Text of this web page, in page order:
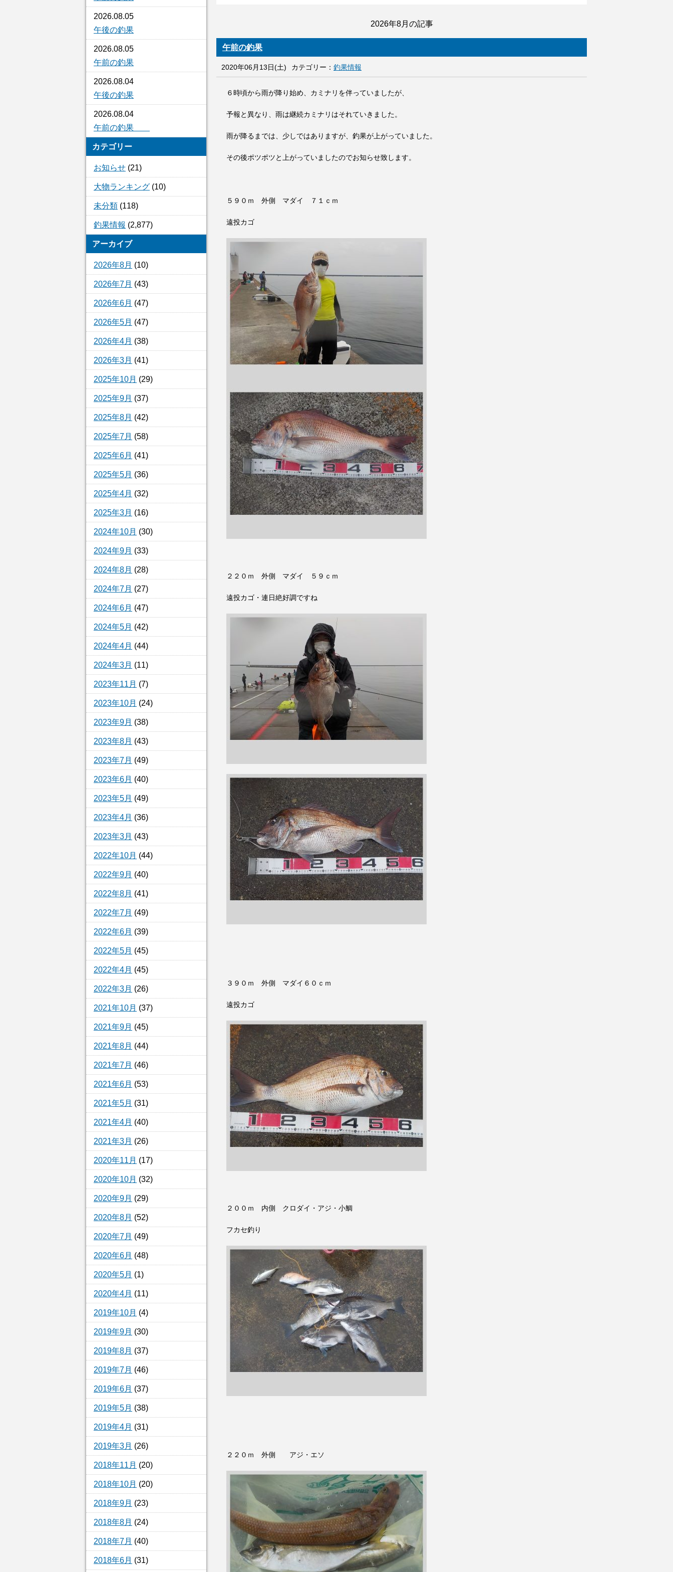
2026.08.05
午後の釣果
2026.08.05
午前の釣果
2026.08.04
午後の釣果
2026.08.04
午前の釣果
カテゴリー
お知らせ (21)
大物ランキング (10)
未分類 (118)
釣果情報 (2,877)
アーカイブ
2026年8月 (10)
2026年7月 (43)
2026年6月 (47)
2026年5月 (47)
2026年4月 (38)
2026年3月 (41)
2025年10月 (29)
2025年9月 (37)
2025年8月 (42)
2025年7月 (58)
2025年6月 (41)
2025年5月 (36)
2025年4月 (32)
2025年3月 (16)
2024年10月 (30)
2024年9月 (33)
2024年8月 (28)
2024年7月 (27)
2024年6月 (47)
2024年5月 (42)
2024年4月 (44)
2024年3月 (11)
2023年11月 (7)
2023年10月 (24)
2023年9月 (38)
2023年8月 (43)
2023年7月 (49)
2023年6月 (40)
2023年5月 (49)
2023年4月 (36)
2023年3月 (43)
2022年10月 (44)
2022年9月 (40)
2022年8月 (41)
2022年7月 (49)
2022年6月 (39)
2022年5月 (45)
2022年4月 (45)
2022年3月 (26)
2021年10月 (37)
2021年9月 (45)
2021年8月 (44)
2021年7月 (46)
2021年6月 (53)
2021年5月 (31)
2021年4月 (40)
2021年3月 (26)
2020年11月 (17)
2020年10月 (32)
2020年9月 (29)
2020年8月 (52)
2020年7月 (49)
2020年6月 (48)
2020年5月 (1)
2020年4月 (11)
2019年10月 (4)
2019年9月 (30)
2019年8月 (37)
2019年7月 (46)
2019年6月 (37)
2019年5月 (38)
2019年4月 (31)
2019年3月 (26)
2018年11月 (20)
2018年10月 (20)
2018年9月 (23)
2018年8月 (24)
2018年7月 (40)
2018年6月 (31)
2026年8月 の記事
午前の釣果
2020年06月13日(土) カテゴリー： 釣果情報
６時頃から雨が降り始め、カミナリを伴っていましたが、
予報と異なり、雨は継続カミナリはそれていきました。
雨が降るまでは、少しではありますが、釣果が上がっていました。
その後ポツポツと上がっていましたのでお知らせ致します。
５９０ｍ 外側 マダイ ７１ｃｍ
遠投カゴ
２２０ｍ 外側 マダイ ５９ｃｍ
遠投カゴ・連日絶好調ですね
３９０ｍ 外側 マダイ６０ｃｍ
遠投カゴ
２００ｍ 内側 クロダイ・アジ・小鯛
フカセ釣り
２２０ｍ 外側 アジ・エソ